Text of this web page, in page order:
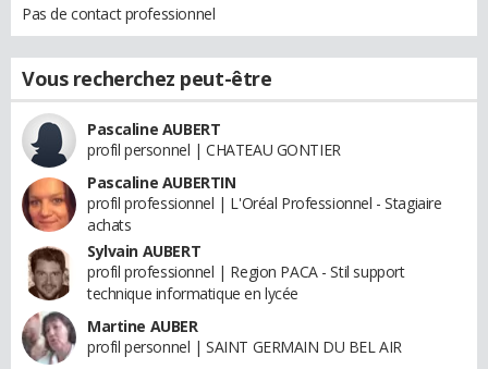
Pas de contact professionnel
Vous recherchez peut-être
Pascaline AUBERT
profil personnel | CHATEAU GONTIER
Pascaline AUBERTIN
profil professionnel | L'Oréal Professionnel - Stagiaire
achats
Sylvain AUBERT
profil professionnel | Region PACA - Stil support
technique informatique en lycée
Martine AUBER
profil personnel | SAINT GERMAIN DU BEL AIR